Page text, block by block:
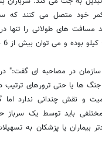
خود متصل می کنند که
مسافت های طولانی را تنها
در مصاحبه ای گفت:" در
ها یا حتی ترورهای ترتیب
و نقش چندانی ندارد اما
مختلفی باید توسط یک
بیماران یا پزشکان به